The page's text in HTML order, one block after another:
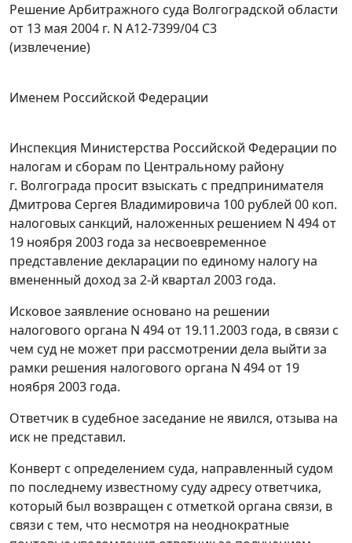
Решение Арбитражного суда Волгоградской области
от 13 мая 2004 г. N А12-7399/04 С3
(извлечение)
Именем Российской Федерации
Инспекция Министерства Российской Федерации по
налогам и сборам по Центральному району
г. Волгограда просит взыскать с предпринимателя
Дмитрова Сергея Владимировича 100 рублей 00 коп.
налоговых санкций, наложенных решением N 494 от
19 ноября 2003 года за несвоевременное
представление декларации по единому налогу на
вмененный доход за 2-й квартал 2003 года.
Исковое заявление основано на решении
налогового органа N 494 от 19.11.2003 года, в связи с
чем суд не может при рассмотрении дела выйти за
рамки решения налогового органа N 494 от 19
ноября 2003 года.
Ответчик в судебное заседание не явился, отзыва на
иск не представил.
Конверт с определением суда, направленный судом
по последнему известному суду адресу ответчика,
который был возвращен с отметкой органа связи, в
связи с тем, что несмотря на неоднократные